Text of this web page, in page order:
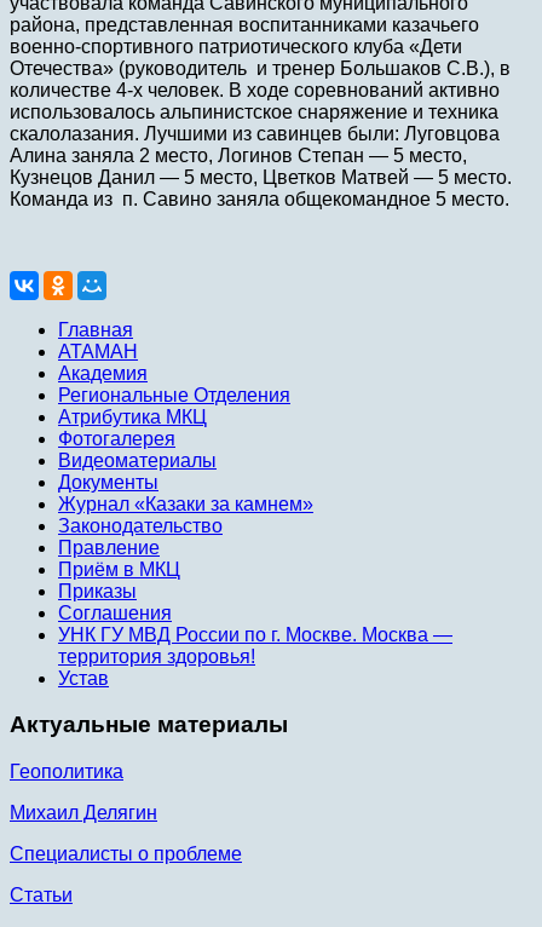
района, представленная воспитанниками казачьего
военно-спортивного патриотического клуба «Дети
Отечества» (руководитель и тренер Большаков С.В.), в
количестве 4-х человек. В ходе соревнований активно
использовалось альпинистское снаряжение и техника
скалолазания. Лучшими из савинцев были: Луговцова
Алина заняла 2 место, Логинов Степан — 5 место,
Кузнецов Данил — 5 место, Цветков Матвей — 5 место.
Команда из п. Савино заняла общекомандное 5 место.
Главная
АТАМАН
Академия
Региональные Отделения
Атрибутика МКЦ
Фотогалерея
Видеоматериалы
Документы
Журнал «Казаки за камнем»
Законодательство
Правление
Приём в МКЦ
Приказы
Соглашения
УНК ГУ МВД России по г. Москве. Москва —
территория здоровья!
Устав
Актуальные материалы
Геополитика
Михаил Делягин
Специалисты о проблеме
Статьи